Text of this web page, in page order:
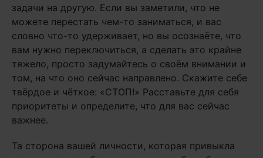
задачи на другую. Если вы заметили, что не
можете перестать чем-то заниматься, и вас
словно что-то удерживает, но вы осознаёте, что
вам нужно переключиться, а сделать это крайне
тяжело, просто задумайтесь о своём внимании и
том, на что оно сейчас направлено. Скажите себе
твёрдое и чёткое: «СТОП!» Расставьте для себя
приоритеты и определите, что для вас сейчас
важнее.
Та сторона вашей личности, которая привыкла